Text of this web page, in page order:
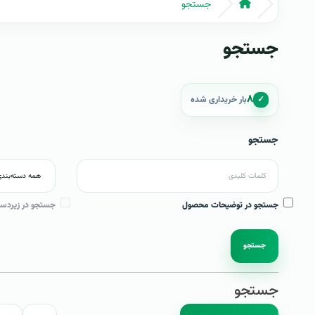
جستجو
جستجو
✓ ۸بار خریداری شده
جستجو
جستجو در توضیحات محصول جستجو در
جستجو
جستجو